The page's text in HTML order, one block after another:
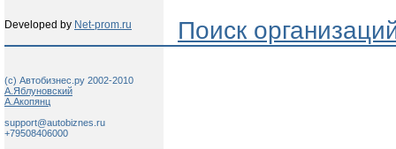
Developed by Net-prom.ru Поиск
(c) Автобизнес.ру 2002-2010
А.Яблуновский
А.Акопянц
support@autobiznes.ru
+79508406000